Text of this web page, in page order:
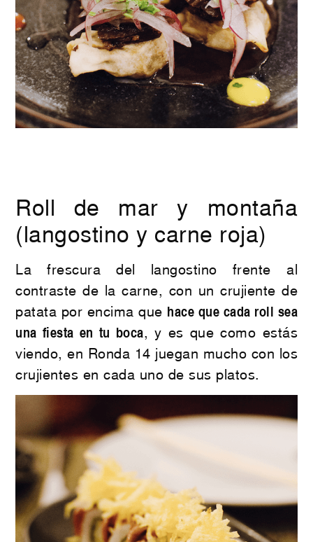
Roll de mar y montaña
(langostino y carne roja)
La frescura del langostino frente al
contraste de la carne, con un crujiente de
patata por encima que hace que cada roll sea
una fiesta en tu boca, y es que como estás
viendo, en Ronda 14 juegan mucho con los
crujientes en cada uno de sus platos.